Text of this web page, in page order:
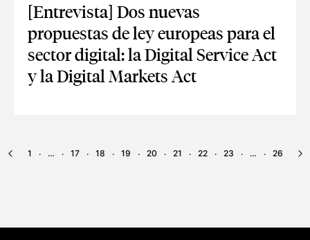
[Entrevista] Dos nuevas
propuestas de ley europeas para el
sector digital: la Digital Service Act
y la Digital Markets Act
1 · … · 17 · 18 · 19 · 20 · 21 · 22 · 23 · … · 26